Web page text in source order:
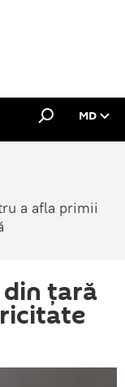
MD
a afla primii
ţară